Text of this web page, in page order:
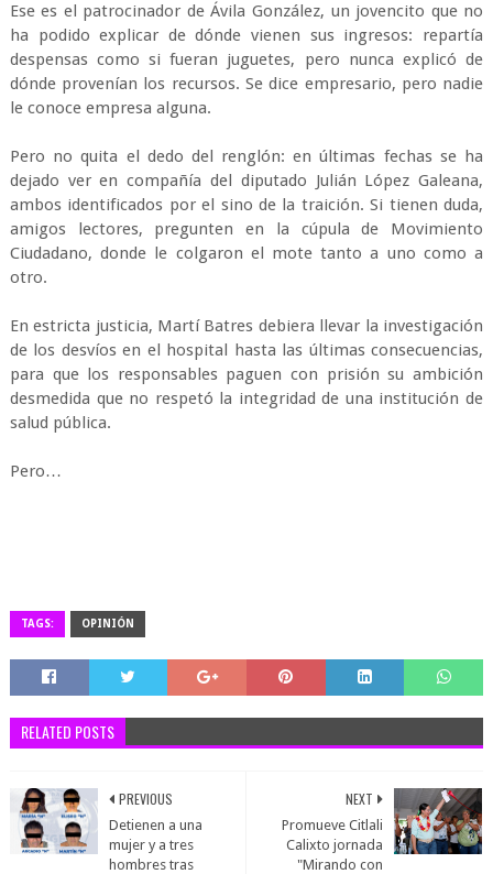
Ese es el patrocinador de Ávila González, un jovencito que no
ha podido explicar de dónde vienen sus ingresos: repartía
despensas como si fueran juguetes, pero nunca explicó de
dónde provenían los recursos. Se dice empresario, pero nadie
le conoce empresa alguna.
Pero no quita el dedo del renglón: en últimas fechas se ha
dejado ver en compañía del diputado Julián López Galeana,
ambos identificados por el sino de la traición. Si tienen duda,
amigos lectores, pregunten en la cúpula de Movimiento
Ciudadano, donde le colgaron el mote tanto a uno como a
otro.
En estricta justicia, Martí Batres debiera llevar la investigación
de los desvíos en el hospital hasta las últimas consecuencias,
para que los responsables paguen con prisión su ambición
desmedida que no respetó la integridad de una institución de
salud pública.
Pero…
TAGS: OPINIÓN
RELATED POSTS
NEXT
Promueve Citlali
Calixto jornada
"Mirando con
PREVIOUS
Detienen a una
mujer y a tres
hombres tras